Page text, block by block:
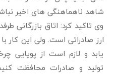
شاهد ناهماهنگی های اخیر
وی تاکید کرد: اتاق بازرگانی
ارز صادراتی است. ولی این
یابد و لازم است از پویایی
تولید و صادرات محافظت